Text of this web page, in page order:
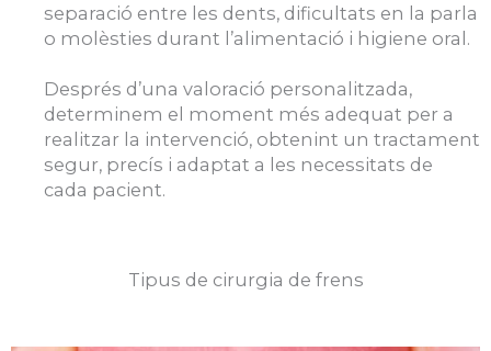
separació entre les dents, dificultats en la parla
o molèsties durant l’alimentació i higiene oral.
Després d’una valoració personalitzada,
determinem el moment més adequat per a
realitzar la intervenció, obtenint un tractament
segur, precís i adaptat a les necessitats de
cada pacient.
Tipus de cirurgia de frens